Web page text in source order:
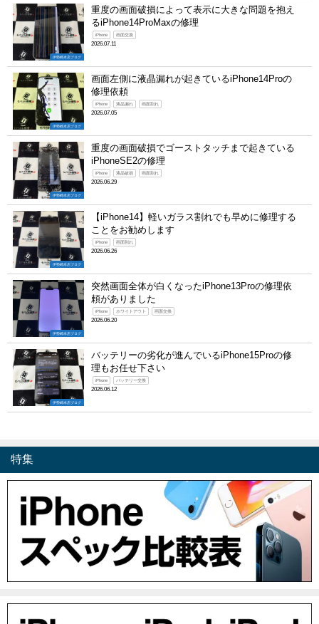
伊勢崎本店ブログ
重度の画面破損によって表示に大きな問題を抱え
るiPhone14ProMaxの修理
iPhone 画面交換
2026.07.11
伊勢崎本店ブログ
画面左側に液晶漏れが起きているiPhone14Proの
修理依頼
iPhone 液晶漏れ 画面割れ
2026.07.05
伊勢崎本店ブログ
重度の画面破損でゴーストタッチまで起きている
iPhoneSE2の修理
iPhone 液晶破損 画面割れ
2026.06.29
伊勢崎本店ブログ
【iPhone14】軽いガラス割れでも早めに修理する
ことをお勧めします
iPhone 画面割れ
2026.06.26
伊勢崎本店ブログ
突然画面全体が白くなったiPhone13Proの修理依
頼がありました
iPhone ホワイトアウト 画面交換
2026.06.20
伊勢崎本店ブログ
バッテリーの劣化が進んでいるiPhone15Proの修
理もお任せ下さい
iPhone バッテリー交換
2026.06.12
特集